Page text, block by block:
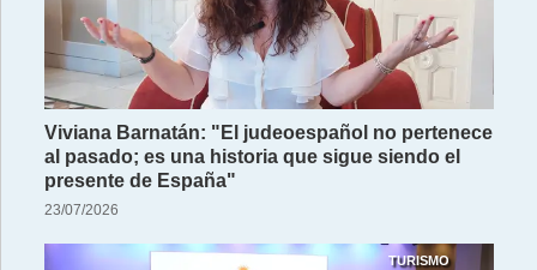
Viviana Barnatán: "El judeoespañol no pertenece
al pasado; es una historia que sigue siendo el
presente de España"
23/07/2026
TURISMO